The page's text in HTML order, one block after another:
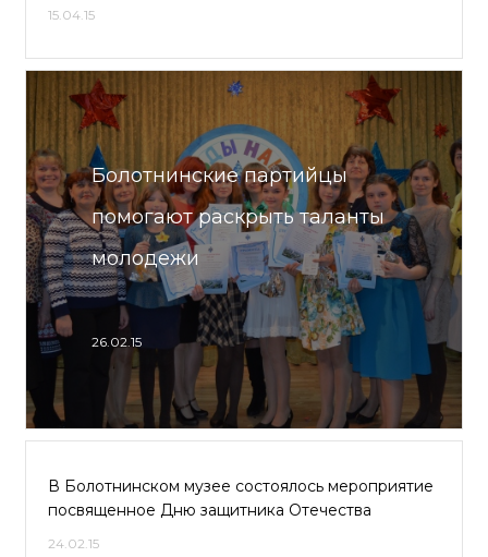
15.04.15
Болотнинские партийцы
помогают раскрыть таланты
молодежи
26.02.15
В Болотнинском музее состоялось мероприятие
посвященное Дню защитника Отечества
24.02.15